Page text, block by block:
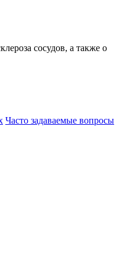
сосудов, а также о
Часто задаваемые вопросы